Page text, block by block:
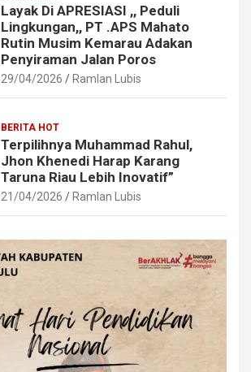
Layak Di APRESIASI ,, Peduli
Lingkungan,, PT .APS Mahato
Rutin Musim Kemarau Adakan
Penyiraman Jalan Poros
29/04/2026 Ramlan Lubis
BERITA HOT
Terpilihnya Muhammad Rahul,
Jhon Khenedi Harap Karang
Taruna Riau Lebih Inovatif”
21/04/2026 Ramlan Lubis